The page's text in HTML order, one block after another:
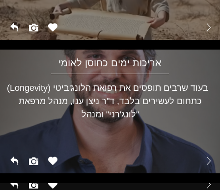
אריכות ימים כחוסן לאומי
בעוד שרבים תופסים את רפואת הלונג'ביטי (Longevity)
כתחום לעשירים בלבד, ד"ר ניצן ענו, מנהל מרפאת
"לונג'רני" ומנהל